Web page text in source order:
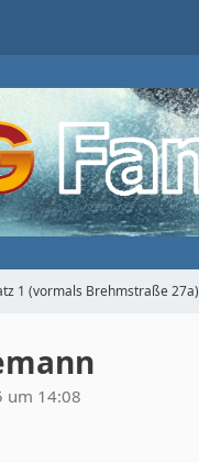
1 (vormals Brehmstraße 27a)
um 14:08